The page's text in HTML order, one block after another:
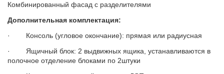
Комбинированный фасад с разделителями
Дополнительная комплектация:
· Консоль (угловое окончание): прямая или радиусная
· Ящичный блок: 2 выдвижных ящика, устанавливаются в
полочное отделение блоками по 2штуки